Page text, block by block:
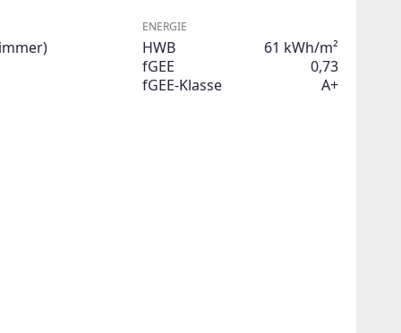
ENERGIE
HWB
61 kWh/m²
fGEE
0,73
fGEE-Klasse
A+